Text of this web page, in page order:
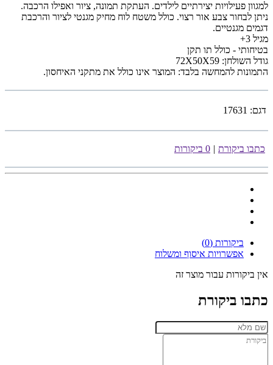
למגוון פעילויות יצירתיים לילדים. העתקת תמונה, ציור ואפילו הרכבה.
ניתן לבחור צבע אור רצוי. כולל משטח לוח מחיק מגנטי לציור והרכבת
דגמים מגנטיים.
מגיל 3+
בטיחותי - כולל תו תקן
גודל השולחן: 72X50X59
התמונות להמחשה בלבד: המוצר אינו כולל את מתקני האיחסון.
דגם: 17631
כתבו ביקורת | 0 ביקורות
ביקורות (0)
אפשרויות איסוף ומשלוח
אין ביקורות עבור מוצר זה
כתבו ביקורת